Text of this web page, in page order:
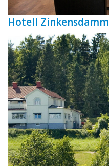
Hotell Zinkensdamm